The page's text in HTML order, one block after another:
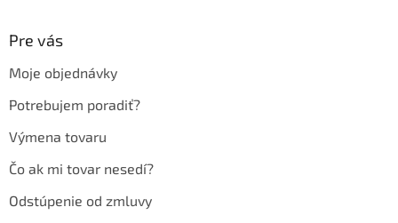
Pre vás
Moje objednávky
Potrebujem poradiť?
Výmena tovaru
Čo ak mi tovar nesedí?
Odstúpenie od zmluvy